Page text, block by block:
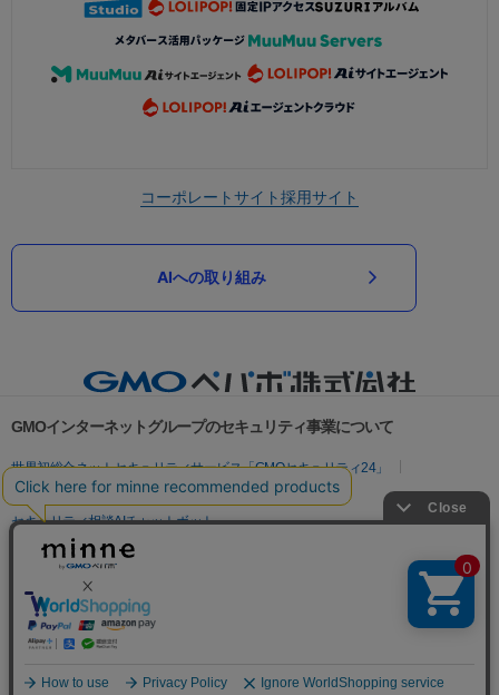
コーポレートサイト採用サイト
AIへの取り組み
GMOインターネットグループのセキュリティ事業について
世界初総合ネットセキュリティサービス「GMOセキュリティ24」
パスワード漏洩診断
Webサイトリスク診断
セキュリティ相談AIチャットボット
実在証明・盗聴対策
サイバー攻撃対策（GMO Flatt Security）
セキュリティ事業の軌跡